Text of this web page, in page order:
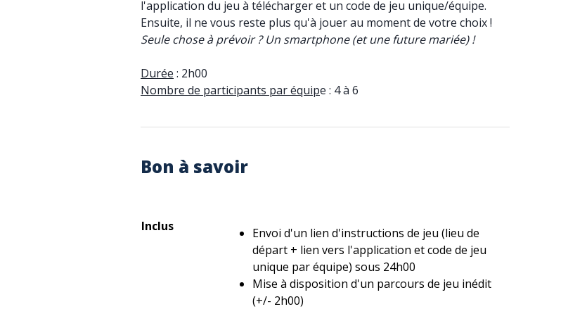
l'application du jeu à télécharger et un code de jeu unique/équipe.
Ensuite, il ne vous reste plus qu'à jouer au moment de votre choix !
Seule chose à prévoir ? Un smartphone (et une future mariée) !
Durée : 2h00
Nombre de participants par équipe : 4 à 6
Bon à savoir
Inclus
Envoi d'un lien d'instructions de jeu (lieu de
départ + lien vers l'application et code de jeu
unique par équipe) sous 24h00
Mise à disposition d'un parcours de jeu inédit
(+/- 2h00)